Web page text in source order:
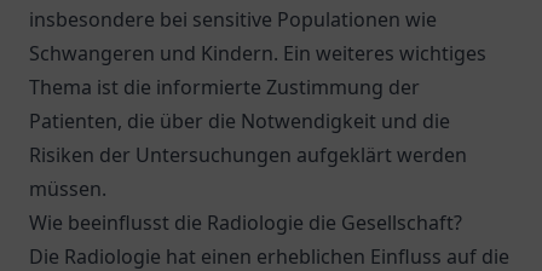
insbesondere bei sensitive Populationen wie
Schwangeren und Kindern. Ein weiteres wichtiges
Thema ist die informierte Zustimmung der
Patienten, die über die Notwendigkeit und die
Risiken der Untersuchungen aufgeklärt werden
müssen.
Wie beeinflusst die Radiologie die Gesellschaft?
Die Radiologie hat einen erheblichen Einfluss auf die